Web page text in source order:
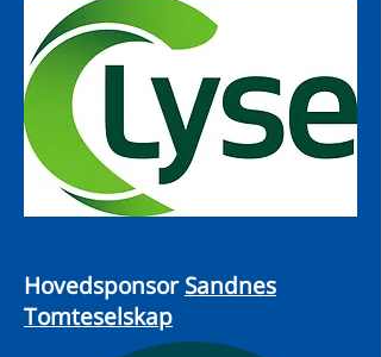
HovedsponsorSandnes
Tomteselskap